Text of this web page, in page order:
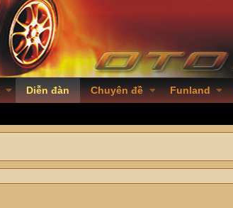
Diễn đàn Chuyên đề Funland